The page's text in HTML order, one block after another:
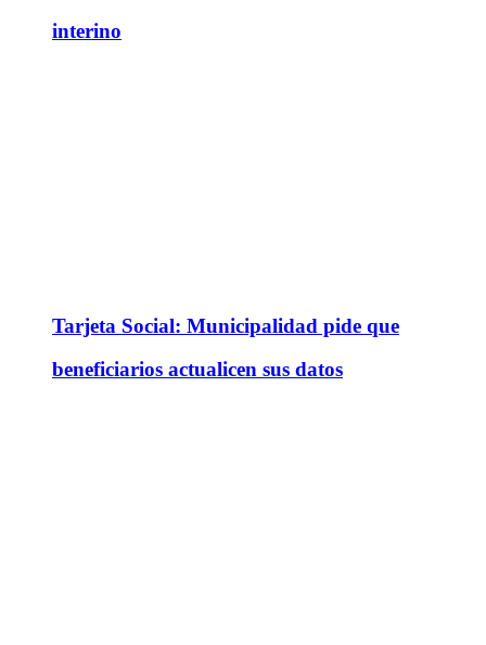
interino
Tarjeta Social: Municipalidad pide que
beneficiarios actualicen sus datos